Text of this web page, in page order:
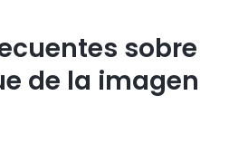
sobre
de la imagen